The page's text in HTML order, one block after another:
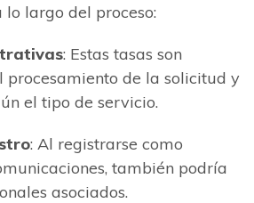
lo largo del proceso:
: Estas tasas son
procesamiento de la solicitud y
el tipo de servicio.
: Al registrarse como
también podría
asociados.